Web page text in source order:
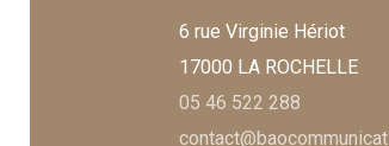
6 rue Virginie Hériot
17000 LA ROCHELLE
05 46 522 288